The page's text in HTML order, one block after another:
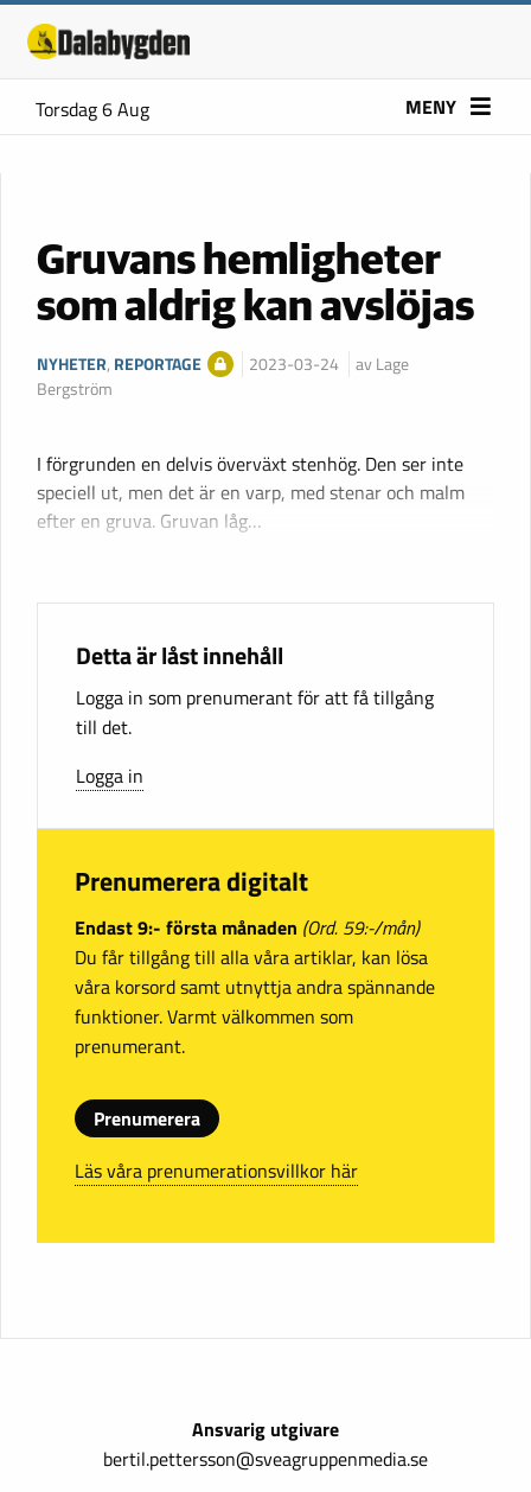
Torsdag 6 Aug MENY
Gruvans hemligheter
som aldrig kan avslöjas
NYHETER, REPORTAGE 2023-03-24
av Lage
Bergström
I förgrunden en delvis överväxt stenhög. Den ser inte
speciell ut, men det är en varp, med stenar och malm
efter en gruva. Gruvan låg…
Detta är låst innehåll
Logga in som prenumerant för att få tillgång
till det.
Logga in
Prenumerera digitalt
Endast 9:- första månaden (Ord. 59:-/mån)
Du får tillgång till alla våra artiklar, kan lösa
våra korsord samt utnyttja andra spännande
funktioner. Varmt välkommen som
prenumerant.
Prenumerera
Läs våra prenumerationsvillkor här
Ansvarig utgivare
bertil.pettersson@sveagruppenmedia.se